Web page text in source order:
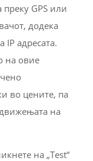
преку GPS или
додека
IP адресата.
на овие
во цените, па
на
на „Test“